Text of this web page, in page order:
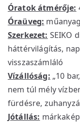
Óratok átmérője:
Óraüveg: műanyag
Szerkezet: SEIKO
háttérvilágítás,
visszaszámláló
Vízállóság: „10
nem túl mély
fürdésre,
Jótállás: